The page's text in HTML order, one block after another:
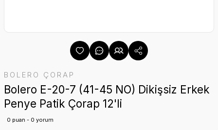
BOLERO ÇORAP
Bolero E-20-7 (41-45 NO) Dikişsiz Erkek
Penye Patik Çorap 12'li
0 puan - 0 yorum